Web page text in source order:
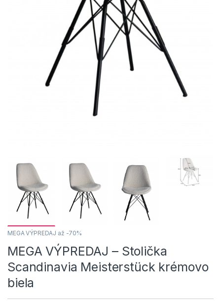
MEGA VÝPREDAJ až -70%
MEGA VÝPREDAJ – Stolička
Scandinavia Meisterstück krémovo
biela